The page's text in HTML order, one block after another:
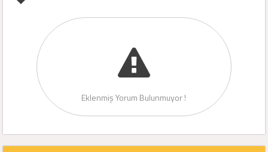
Eklenmiş Yorum Bulunmuyor !